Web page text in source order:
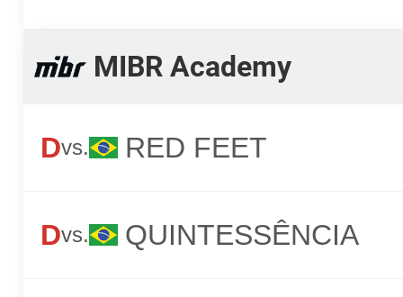
MIBR Academy
Dvs. RED FEET
Dvs. QUINTESSÊNCIA